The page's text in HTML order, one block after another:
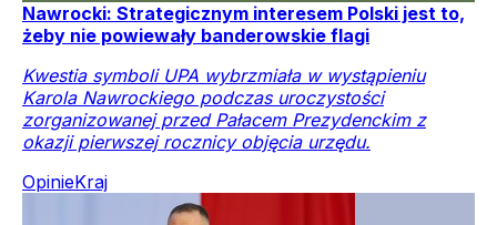
Nawrocki: Strategicznym interesem Polski jest to,
żeby nie powiewały banderowskie flagi
Kwestia symboli UPA wybrzmiała w wystąpieniu
Karola Nawrockiego podczas uroczystości
zorganizowanej przed Pałacem Prezydenckim z
okazji pierwszej rocznicy objęcia urzędu.
OpinieKraj